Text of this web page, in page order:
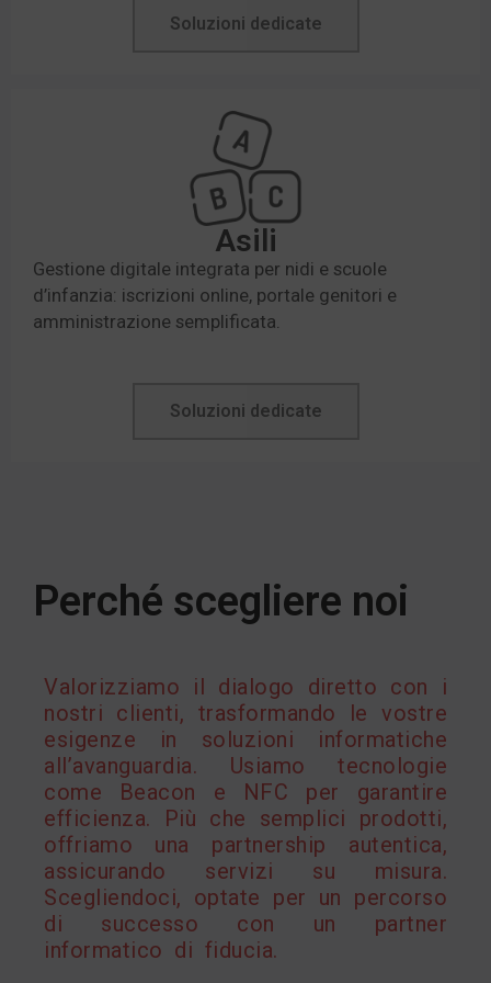
Soluzioni dedicate
Asili
Gestione digitale integrata per nidi e scuole
d’infanzia: iscrizioni online, portale genitori e
amministrazione semplificata.
Soluzioni dedicate
Perché scegliere noi
Valorizziamo il dialogo diretto con i
nostri clienti, trasformando le vostre
esigenze in soluzioni informatiche
all’avanguardia. Usiamo tecnologie
come Beacon e NFC per garantire
efficienza. Più che semplici prodotti,
offriamo una partnership autentica,
assicurando servizi su misura.
Scegliendoci, optate per un percorso
di successo con un partner
informatico di fiducia.